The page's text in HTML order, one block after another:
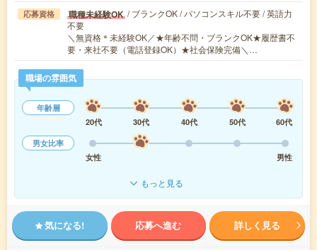
応募資格 職種未経験OK / ブランクOK / パソコンスキル不要 / 英語力
不要
＼無資格＊未経験OK／★年齢不問・ブランクOK★履歴書不
要・来社不要（電話登録OK）★社会保険完備＼…
職場の雰囲気
年齢層
20代
30代 40代 50代
60代
男女比率
女性
男性
もっと見る
気になる! 応募へ進む 詳しく見る